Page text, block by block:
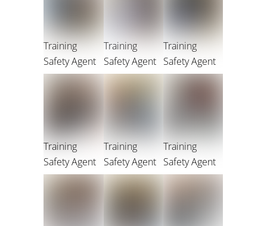
Training
Safety Agent
Training
Safety Agent
Training
Safety Agent
Training
Safety Agent
Training
Safety Agent
Training
Safety Agent